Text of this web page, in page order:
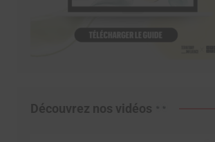
Découvrez nos vidéos